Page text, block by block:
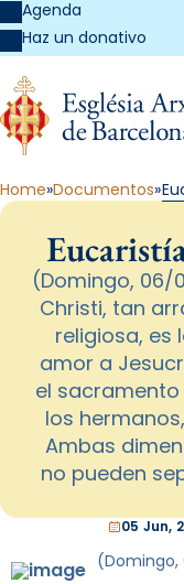
Agenda
Haz un donativo
Home Documentos
(Domingo, 06/
Christi, tan
religiosa, es
amor a
el
los
Ambas
no pueden
05 Jun,
(Domingo,